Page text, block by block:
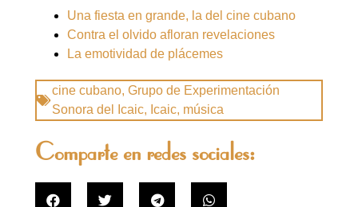
Una fiesta en grande, la del cine cubano
Contra el olvido afloran revelaciones
La emotividad de plácemes
cine cubano, Grupo de Experimentación
Sonora del Icaic, Icaic, música
Comparte en redes sociales: